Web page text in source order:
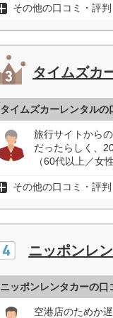
その他の口コミ・評判
タイムズカ
タイムズカーレンタルの
旅行サイトから
だったらしく、
（60代以上／女性
その他の口コミ・評判
ニッポンレ
ニッポンレンタカーの口
空港店のためか